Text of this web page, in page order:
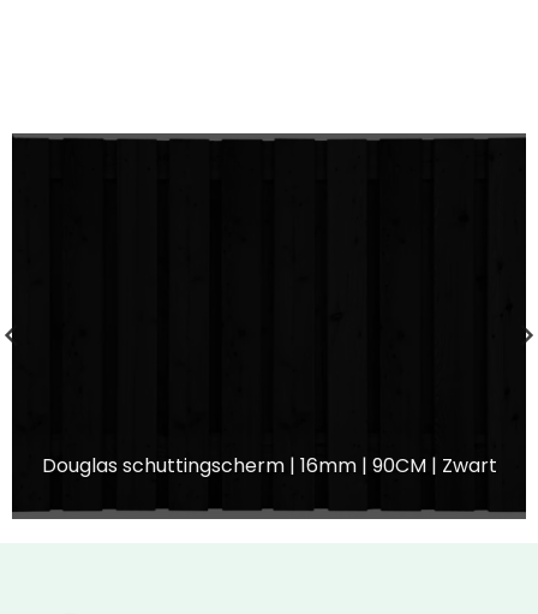
Douglas schuttingscherm | 16mm | 90CM | Zwart